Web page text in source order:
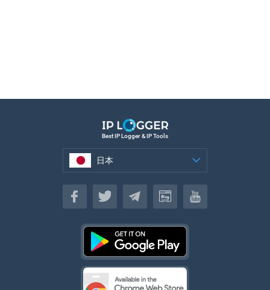
Best IP Logger & IP Tools
日本
日本